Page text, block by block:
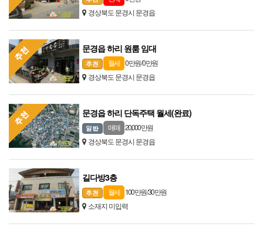
경상북도 문경시 문경읍
문경읍 하리 원룸 임대
월세
0 만원 / 0 만원
경상북도 문경시 문경읍
문경읍 하리 단독주택 월세(완료)
매매
20,000 만원
경상북도 문경시 문경읍
길다방3층
월세
100 만원 / 30 만원
소재지 미입력